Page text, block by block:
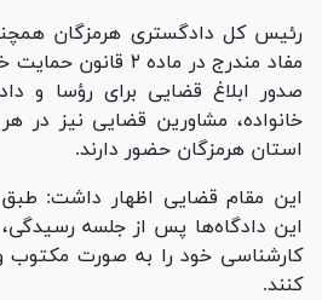
رئیس کل دادگستری هرمزگان
مفاد مندرج در ماده ۲
صدور ابلاغ قضایی برای رؤسا و
استان هرمزگان حضور دارند.
این مقام قضایی اظهار داشت:
این دادگاه‌ها پس از جلسه
کارشناسی خود را به صورت مکتوب
کنند.